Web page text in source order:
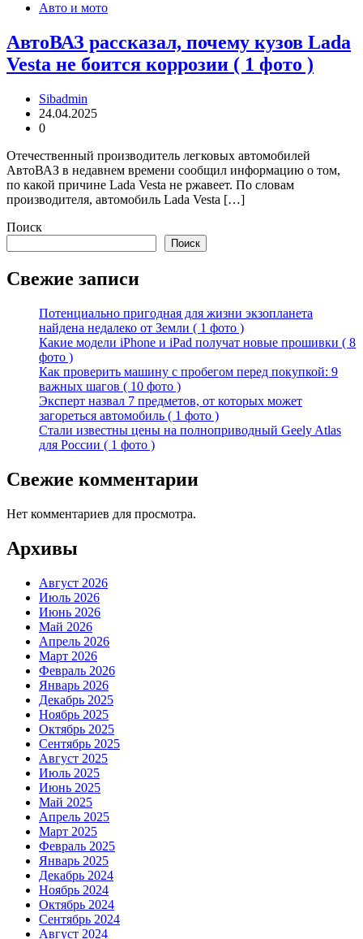
Авто и мото
АвтоВАЗ рассказал, почему кузов Lada
Vesta не боится коррозии ( 1 фото )
Sibadmin
24.04.2025
0
Отечественный производитель легковых автомобилей
АвтоВАЗ в недавнем времени сообщил информацию о том,
по какой причине Lada Vesta не ржавеет. По словам
производителя, автомобиль Lada Vesta […]
Поиск
Поиск
Свежие записи
Потенциально пригодная для жизни экзопланета
найдена недалеко от Земли ( 1 фото )
Какие модели iPhone и iPad получат новые прошивки ( 8
фото )
Как проверить машину с пробегом перед покупкой: 9
важных шагов ( 10 фото )
Эксперт назвал 7 предметов, от которых может
загореться автомобиль ( 1 фото )
Стали известны цены на полноприводный Geely Atlas
для России ( 1 фото )
Свежие комментарии
Нет комментариев для просмотра.
Архивы
Август 2026
Июль 2026
Июнь 2026
Май 2026
Апрель 2026
Март 2026
Февраль 2026
Январь 2026
Декабрь 2025
Ноябрь 2025
Октябрь 2025
Сентябрь 2025
Август 2025
Июль 2025
Июнь 2025
Май 2025
Апрель 2025
Март 2025
Февраль 2025
Январь 2025
Декабрь 2024
Ноябрь 2024
Октябрь 2024
Сентябрь 2024
Август 2024